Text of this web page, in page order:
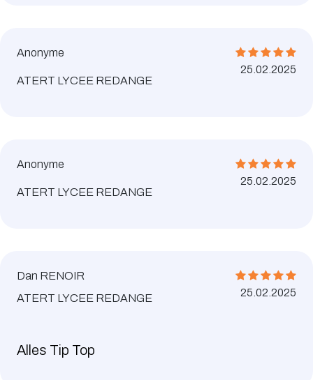
Anonyme
ATERT LYCEE REDANGE
25.02.2025
Anonyme
ATERT LYCEE REDANGE
25.02.2025
Dan RENOIR
ATERT LYCEE REDANGE
25.02.2025
Alles Tip Top